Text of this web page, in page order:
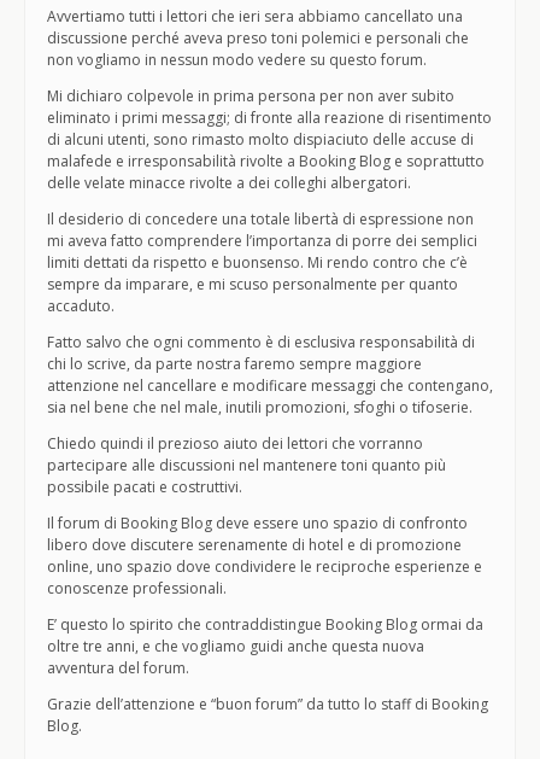
Avvertiamo tutti i lettori che ieri sera abbiamo cancellato una
discussione perché aveva preso toni polemici e personali che
non vogliamo in nessun modo vedere su questo forum.
Mi dichiaro colpevole in prima persona per non aver subito
eliminato i primi messaggi; di fronte alla reazione di risentimento
di alcuni utenti, sono rimasto molto dispiaciuto delle accuse di
malafede e irresponsabilità rivolte a Booking Blog e soprattutto
delle velate minacce rivolte a dei colleghi albergatori.
Il desiderio di concedere una totale libertà di espressione non
mi aveva fatto comprendere l’importanza di porre dei semplici
limiti dettati da rispetto e buonsenso. Mi rendo contro che c’è
sempre da imparare, e mi scuso personalmente per quanto
accaduto.
Fatto salvo che ogni commento è di esclusiva responsabilità di
chi lo scrive, da parte nostra faremo sempre maggiore
attenzione nel cancellare e modificare messaggi che contengano,
sia nel bene che nel male, inutili promozioni, sfoghi o tifoserie.
Chiedo quindi il prezioso aiuto dei lettori che vorranno
partecipare alle discussioni nel mantenere toni quanto più
possibile pacati e costruttivi.
Il forum di Booking Blog deve essere uno spazio di confronto
libero dove discutere serenamente di hotel e di promozione
online, uno spazio dove condividere le reciproche esperienze e
conoscenze professionali.
E’ questo lo spirito che contraddistingue Booking Blog ormai da
oltre tre anni, e che vogliamo guidi anche questa nuova
avventura del forum.
Grazie dell’attenzione e “buon forum” da tutto lo staff di Booking
Blog.